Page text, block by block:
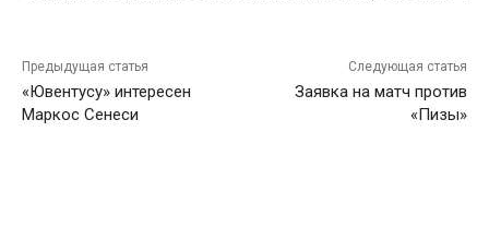
Предыдущая статья
«Ювентусу» интересен
Маркос Сенеси
Следующая статья
Заявка на матч против
«Пизы»